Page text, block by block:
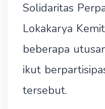
Solidaritas
Lokakarya
beberapa
ikut
tersebut.